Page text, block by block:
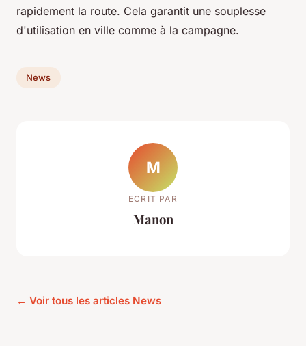
rapidement la route. Cela garantit une souplesse
d'utilisation en ville comme à la campagne.
News
M
ECRIT PAR
Manon
← Voir tous les articles News